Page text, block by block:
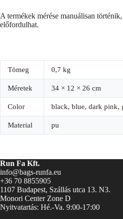
A termékek mérése manuálisan
előfordulhat.
Tömeg 0,7 kg
Méretek 34 × 12 × 26 cm
Color black, blue, dark pink,
Material pu
Run Fa Kft.
info@bags-runfa.eu
+36 70 8855905
1107 Budapest, Szállás utca 13. N3.
Monori Center Zone D
Nyitvatartás: Hé.-Va. 9:00-17:00